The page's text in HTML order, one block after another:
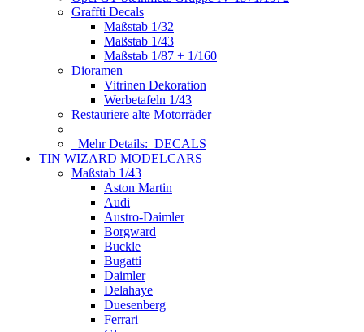
Graffti Decals
Maßstab 1/32
Maßstab 1/43
Maßstab 1/87 + 1/160
Dioramen
Vitrinen Dekoration
Werbetafeln 1/43
Restauriere alte Motorräder
Mehr Details: DECALS
TIN WIZARD MODELCARS
Maßstab 1/43
Aston Martin
Audi
Austro-Daimler
Borgward
Buckle
Bugatti
Daimler
Delahaye
Duesenberg
Ferrari